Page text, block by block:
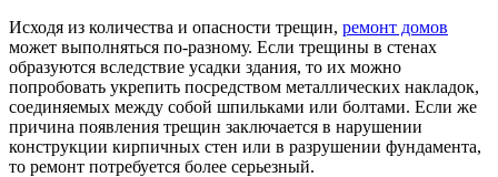
Исходя из количества и опасности трещин, ремонт домов
может выполняться по-разному. Если трещины в стенах
образуются вследствие усадки здания, то их можно
попробовать укрепить посредством металлических накладок,
соединяемых между собой шпильками или болтами. Если же
причина появления трещин заключается в нарушении
конструкции кирпичных стен или в разрушении фундамента,
то ремонт потребуется более серьезный.